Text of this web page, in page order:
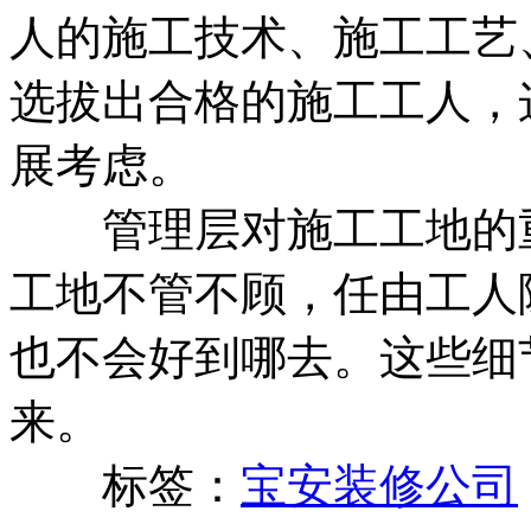
人的施工技术、施工工
选拔出合格的施工工人
展考虑。
管理层对施工工地的
工地不管不顾，任由工
也不会好到哪去。这些
来。
标签： 宝安装修公司